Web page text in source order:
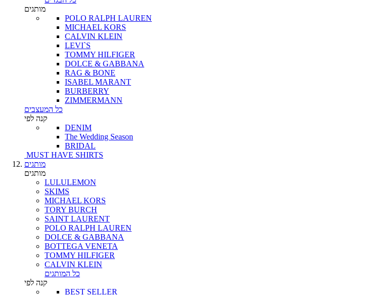
מותגים
POLO RALPH LAUREN
MICHAEL KORS
CALVIN KLEIN
LEVI`S
TOMMY HILFIGER
DOLCE & GABBANA
RAG & BONE
ISABEL MARANT
BURBERRY
ZIMMERMANN
כל המעצבים
קנה לפי
DENIM
The Wedding Season
BRIDAL
MUST HAVE SHIRTS
מותגים
מותגים
LULULEMON
SKIMS
MICHAEL KORS
TORY BURCH
SAINT LAURENT
POLO RALPH LAUREN
DOLCE & GABBANA
BOTTEGA VENETA
TOMMY HILFIGER
CALVIN KLEIN
כל המותגים
קנה לפי
BEST SELLER